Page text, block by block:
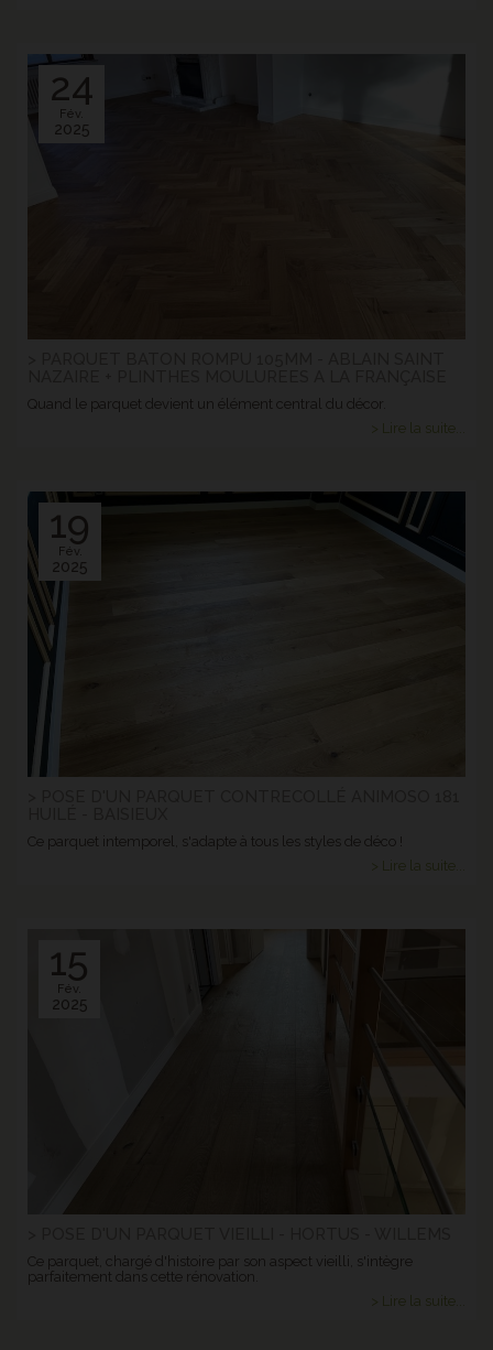
24
Fév.
2025
Quand le parquet devient un élément central du décor.
> Lire la suite...
19
Fév.
2025
Ce parquet intemporel, s'adapte à tous les styles de déco !
> Lire la suite...
15
Fév.
2025
Ce parquet, chargé d'histoire par son aspect vieilli, s'intègre
parfaitement dans cette rénovation.
> Lire la suite...